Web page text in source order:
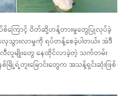
စ်ကြောင့် ပိတ်ဆို့ဟန့်တားမှုတွေပြုလုပ်ခဲ့
လှေသွားလာမှုကို ရပ်တန့်စေခဲ့ပါတယ်။ အဲဒီ
ျိုးတွေ နေထိုင်လာခဲ့တဲ့ သက်တမ်း
ြို့ရဲ့တူးမြောင်းတွေက အသန့်ရှင်းဆုံးဖြစ်